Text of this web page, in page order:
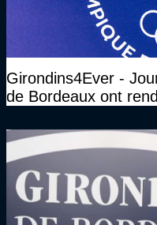
Girondins4Ever -
de Bordeaux ont